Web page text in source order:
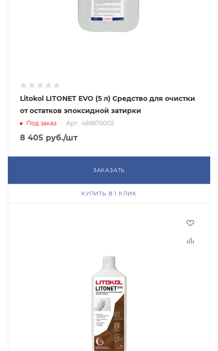
Litokol LITONET EVO (5 л) Средство для очистки
от остатков эпоксидной затирки
Под заказ Арт.: 486670002
8 405 руб./шт
ЗАКАЗАТЬ
КУПИТЬ В 1 КЛИК